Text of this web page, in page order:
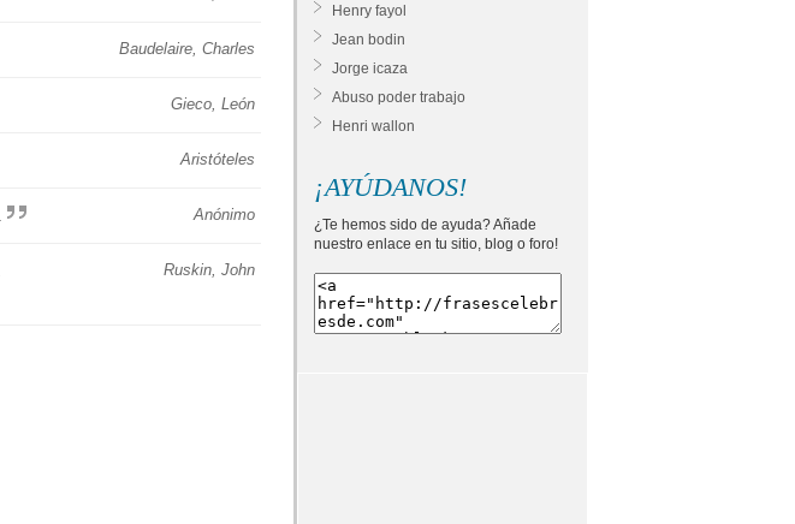
Baudelaire, Charles
Gieco, León
Aristóteles
Anónimo
Ruskin, John
Henry fayol
Jean bodin
Jorge icaza
Abuso poder trabajo
Henri wallon
¡AYÚDANOS!
¿Te hemos sido de ayuda? Añade
nuestro enlace en tu sitio, blog o foro!